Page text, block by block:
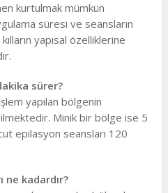
kurtulmak mümkün
süresi ve seansların
yapısal özelliklerine
sürer?
yapılan bölgenin
Minik bir bölge ise 5
epilasyon seansları 120
ne kadardır?